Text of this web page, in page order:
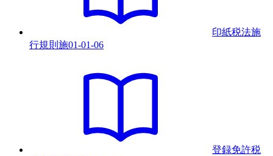
印紙税法施
行規則 施01-01-06
登録免許税